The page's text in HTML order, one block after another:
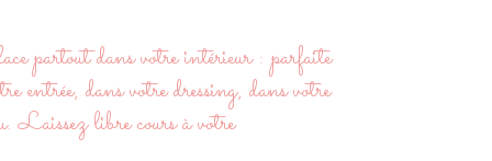
partout dans votre intérieur : parfaite
entrée, dans votre dressing, dans votre
Laissez libre cours à votre